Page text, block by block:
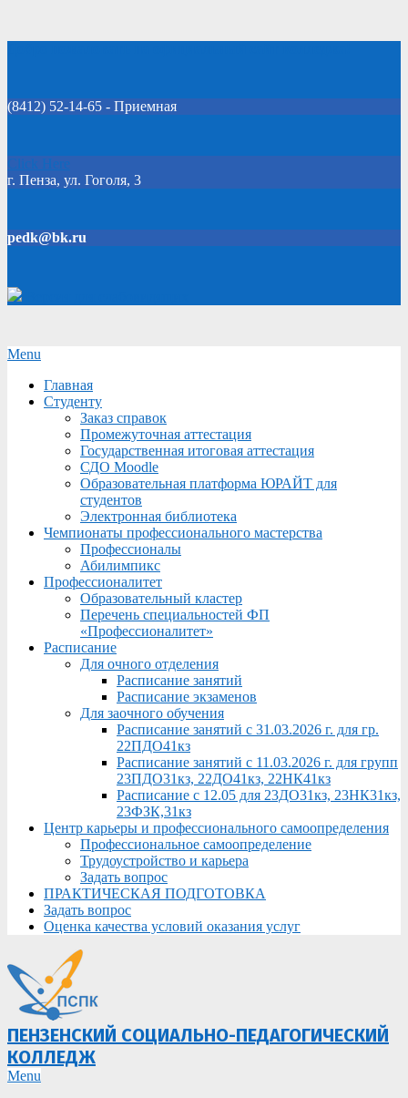
(8412) 52-14-65 - Приемная
Click Here
г. Пенза, ул. Гоголя, 3
pedk@bk.ru
Secondary
Menu
Menu
Главная
Студенту
Заказ справок
Промежуточная аттестация
Государственная итоговая аттестация
СДО Moodle
Образовательная платформа ЮРАЙТ для
студентов
Электронная библиотека
Чемпионаты профессионального мастерства
Профессионалы
Абилимпикс
Профессионалитет
Образовательный кластер
Перечень специальностей ФП
«Профессионалитет»
Расписание
Для очного отделения
Расписание занятий
Расписание экзаменов
Для заочного обучения
Расписание занятий с 31.03.2026 г. для гр.
22ПДО41кз
Расписание занятий с 11.03.2026 г. для групп
23ПДО31кз, 22ДО41кз, 22НК41кз
Расписание с 12.05 для 23ДО31кз, 23НК31кз,
23ФЗК,31кз
Центр карьеры и профессионального самоопределения
Профессиональное самоопределение
Трудоустройство и карьера
Задать вопрос
ПРАКТИЧЕСКАЯ ПОДГОТОВКА
Задать вопрос
Оценка качества условий оказания услуг
ПЕНЗЕНСКИЙ СОЦИАЛЬНО-ПЕДАГОГИЧЕСКИЙ
КОЛЛЕДЖ
Primary
Menu